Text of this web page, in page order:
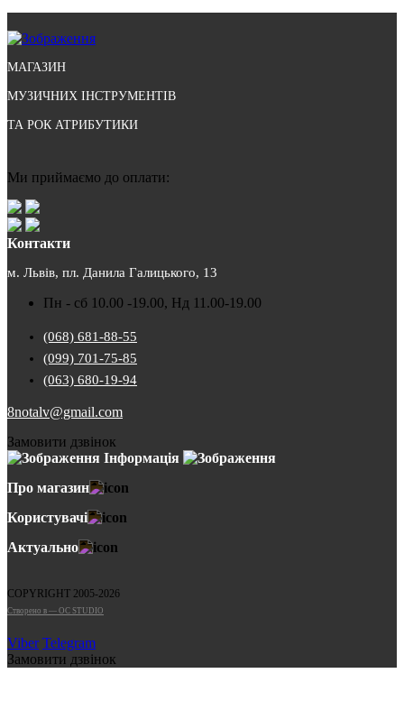
МАГАЗИН
МУЗИЧНИХ ІНСТРУМЕНТІВ
ТА РОК АТРИБУТИКИ
Ми приймаємо до оплати:
Контакти
м. Львів, пл. Данила Галицького, 13
Пн - сб 10.00 -19.00, Нд 11.00-19.00
(068) 681-88-55
(099) 701-75-85
(063) 680-19-94
8notalv@gmail.com
Замовити дзвінок
Інформація
Про магазин
Користувачі
Актуально
COPYRIGHT 2005-2026
Cтворено в — OC STUDIO
Viber Telegram
Замовити дзвінок